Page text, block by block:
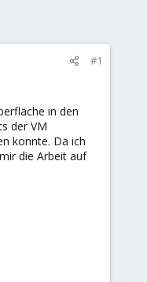
#1
in den
der VM
konnte. Da ich
die Arbeit auf